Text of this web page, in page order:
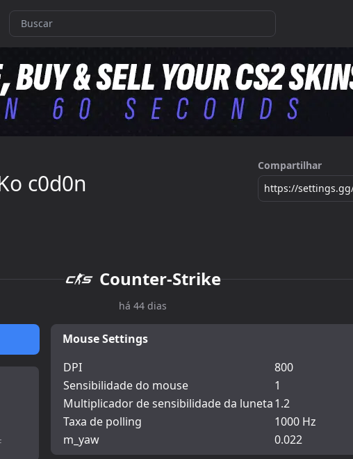
c0d0n
Compartilhar
https://
Counter-Strike
há 44 dias
Mouse Settings
DPI
800
Sensibilidade do mouse
1
Multiplicador de sensibilidade da luneta1.2
Taxa de polling
1000 Hz
m_yaw
0.022